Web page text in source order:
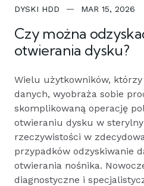
DYSKI HDD MAR 15, 2026
Czy można
otwierania dysku?
Wielu użytkowników,
danych, wyobraża sobie
skomplikowaną operację
otwieraniu dysku w
rzeczywistości w
przypadków odzyskiwanie
otwierania nośnika.
diagnostyczne i